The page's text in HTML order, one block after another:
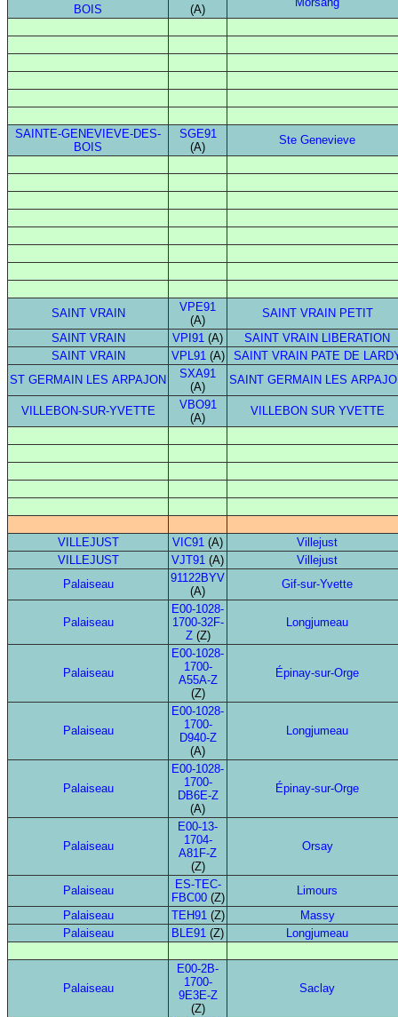
BOIS
(A)
SAINTE-GENEVIEVE-DES-
BOIS
SGE91
(A)
Ste Genevieve
SAINT VRAIN
VPE91
(A)
SAINT VRAIN PETIT
SAINT VRAIN
VPI91 (A)
SAINT VRAIN LIBERATION
SAINT VRAIN
VPL91(A)
SAINT VRAIN PATE DE
ST GERMAIN LES ARPAJON
SXA91
(A)
SAINT GERMAIN LES
VILLEBON-SUR-YVETTE
VBO91
(A)
VILLEBON SUR YVETTE
VILLEJUST VIC91 (A)
Villejust
VILLEJUST
VJT91 (A)
Villejust
Palaiseau
91122BYV
(A)
Gif-sur-Yvette
Palaiseau
E00-1028-
1700-32F-
Z(Z)
Longjumeau
Palaiseau
E00-1028-
1700-
A55A-Z
(Z)
Épinay-sur-Orge
Palaiseau
E00-1028-
1700-
D940-Z
(A)
Longjumeau
Palaiseau
E00-1028-
1700-
DB6E-Z
(A)
Épinay-sur-Orge
Palaiseau
E00-13-
1704-
A81F-Z
(Z)
Orsay
Palaiseau
ES-TEC-
FBC00(Z)
Limours
Palaiseau
TEH91(Z)
Massy
Palaiseau
BLE91 (Z) Longjumeau
Palaiseau
E00-2B-
1700-
9E3E-Z
(Z)
Saclay